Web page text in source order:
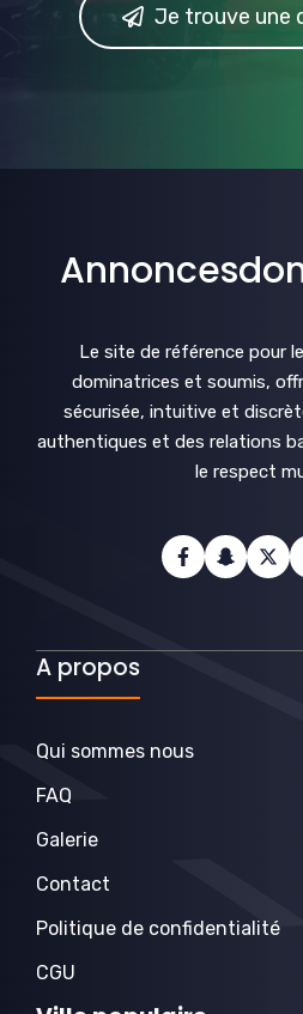
Je trouve une
Le site de référence pour
dominatrices et soumis,
sécurisée, intuitive et
authentiques et des relations
le respect
A propos
Qui sommes nous
FAQ
Galerie
Contact
Politique de confidentialité
CGU